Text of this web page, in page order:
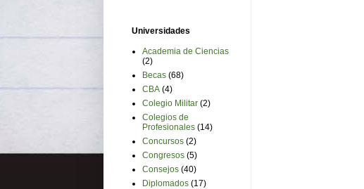
Universidades
Academia de Ciencias
(2)
Becas (68)
CBA (4)
Colegio Militar (2)
Colegios de
Profesionales (14)
Concursos (2)
Congresos (5)
Consejos (40)
Diplomados (17)